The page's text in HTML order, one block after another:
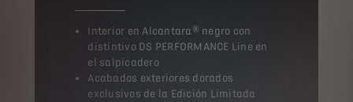
Interior en Alcantara® negro con
distintivo DS PERFORMANCE Line en
el salpicadero
Acabados exteriores dorados
exclusivos de la Edición Limitada